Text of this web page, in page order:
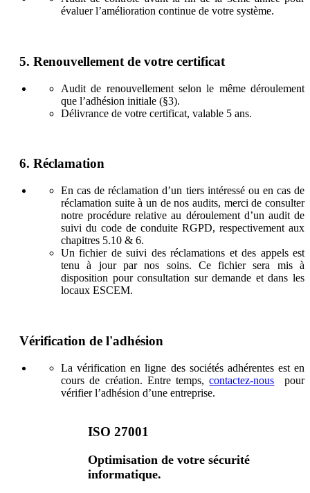
évaluer l’amélioration continue de votre système.
5. Renouvellement de votre certificat
Audit de renouvellement selon le même déroulement
que l’adhésion initiale (§3).
Délivrance de votre certificat, valable 5 ans.
6. Réclamation
En cas de réclamation d’un tiers intéressé ou en cas de
réclamation suite à un de nos audits, merci de consulter
notre procédure relative au déroulement d’un audit de
suivi du code de conduite RGPD, respectivement aux
chapitres 5.10 & 6.
Un fichier de suivi des réclamations et des appels est
tenu à jour par nos soins. Ce fichier sera mis à
disposition pour consultation sur demande et dans les
locaux ESCEM.
Vérification de l'adhésion
La vérification en ligne des sociétés adhérentes est en
cours de création. Entre temps,contactez-nous pour
vérifier l’adhésion d’une entreprise.
ISO 27001
Optimisation de votre sécurité
informatique.